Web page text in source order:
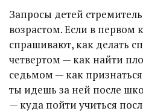
Запросы детей
возрастом. Если в первом
спрашивают, как делать
четвертом — как найти
седьмом — как
ты идешь за ней после
— куда пойти учиться